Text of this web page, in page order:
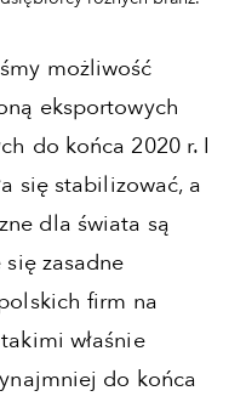
możliwość
eksportowych
do końca 2020 r. I
się stabilizować, a
dla świata są
zasadne
firm na
właśnie
do końca